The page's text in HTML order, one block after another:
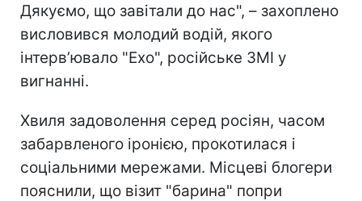
Дякуємо, що завітали до нас", – захоплено
висловився молодий водій, якого
інтерв’ювало "Ехо", російське ЗМІ у
вигнанні.
Хвиля задоволення серед росіян, часом
забарвленого іронією, прокотилася і
соціальними мережами. Місцеві блогери
пояснили, що візит "барина" попри